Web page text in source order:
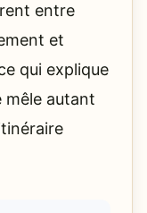
entre
et
qui explique
mêle autant